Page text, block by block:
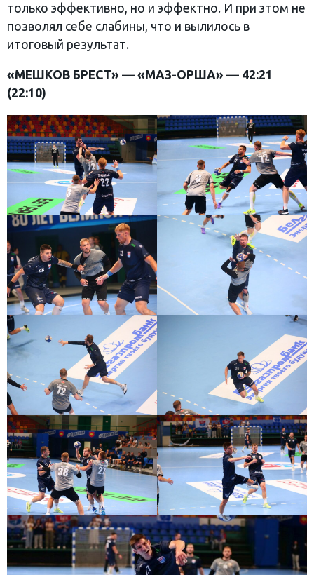
только эффективно, но и эффектно. И при этом не
позволял себе слабины, что и вылилось в
итоговый результат.
«МЕШКОВ БРЕСТ» — «МАЗ-ОРША» — 42:21
(22:1 0)